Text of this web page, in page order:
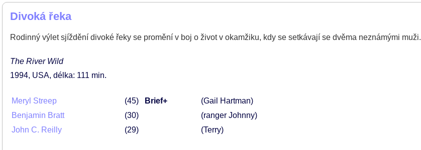
Divoká řeka
Rodinný výlet sjíždění divoké řeky se promění v boj o život v okamžiku, kdy se setkávají se dvěma neznámými muži.
The River Wild
1994 USA délka: 111 min
Meryl Streep 45 Brief+
(Gail Hartman)
Benjamin Bratt
30
(ranger Johnny)
John C. Reilly
29 (Terry)